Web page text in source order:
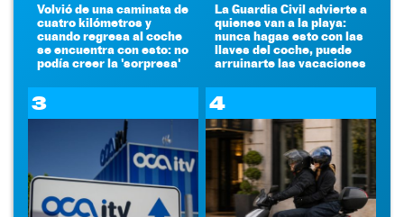
Volvió de una caminata de
cuatro kilómetros y
cuando regresa al coche
se encuentra con esto: no
podía creer la 'sorpresa'
La Guardia Civil advierte a
quienes van a la playa:
nunca hagas esto con las
llaves del coche, puede
arruinarte las vacaciones
3 4